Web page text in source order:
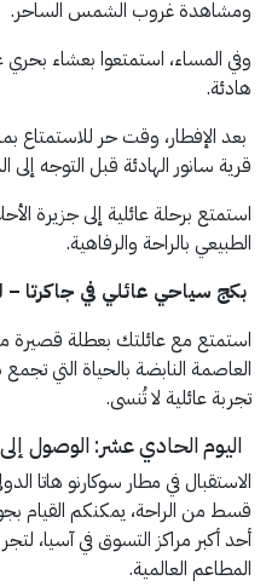
ومشاهدة غروب الشمس الساحر.
وفي المساء، استمتعوا بعشاء
هادئة.
بعد الإفطار، وقت حر للاستمتاع
قرية سانور الهادئة قبل التوجه إلى
استمتع برحلة عائلية إلى جزيرة
الطبيعي بالراحة والرفاهية.
بكج سياحي عائلي في جاكرتا –
استمتع مع عائلتك بعطلة قصيرة
العاصمة النابضة بالحياة التي تجمع
تجربة عائلية لا تُنسى.
اليوم الحادي عشر: الوصول
الاستقبال في مطار سوكارنو هاتا
قسط من الراحة، يمكنكم القيام
أحد أكبر مراكز التسوق في آسيا،
المطاعم العالمية.